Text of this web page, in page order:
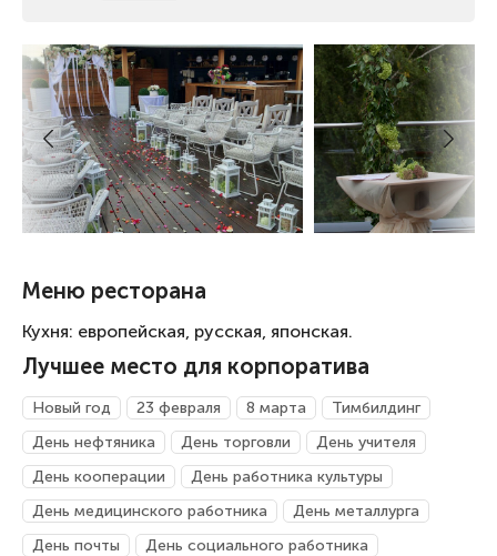
Меню ресторана
Кухня: европейская, русская, японская.
Лучшее место для корпоратива
Новый год 23 февраля 8 марта
Тимбилдинг
День нефтяника
День торговли
День учителя
День кооперации
День работника культуры
День медицинского работника
День металлурга
День почты
День социального работника